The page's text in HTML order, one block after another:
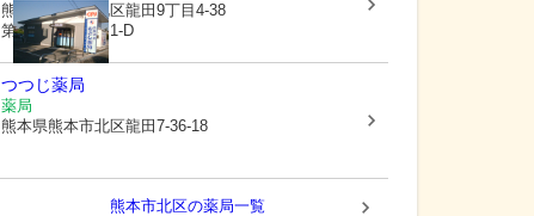
熊本県熊本市北区龍田9丁目4-38
第一田中ハイツ1-D
つつじ薬局
薬局
熊本県熊本市北区龍田7-36-18
熊本市北区の薬局一覧